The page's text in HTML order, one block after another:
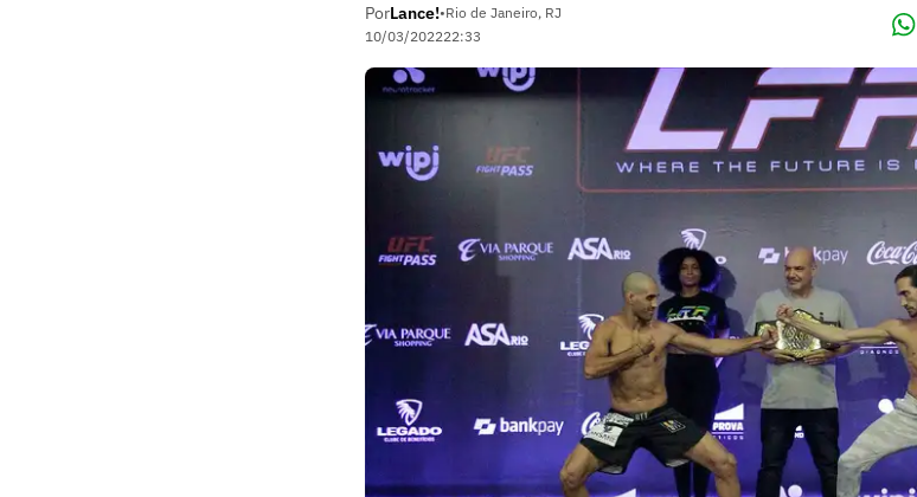
PorLance!•Rio de Janeiro, RJ
10/03/202222:33